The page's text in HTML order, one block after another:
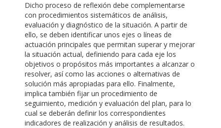
Dicho proceso de reflexión debe complementarse
con procedimientos sistemáticos de análisis,
evaluación y diagnóstico de la situación. A partir de
ello, se deben identificar unos ejes o líneas de
actuación principales que permitan superar y mejorar
la situación actual, definiendo para cada eje los
objetivos o propósitos más importantes a alcanzar o
resolver, así como las acciones o alternativas de
solución más apropiadas para ello. Finalmente,
implica también fijar un procedimiento de
seguimiento, medición y evaluación del plan, para lo
cual se deberán definir los correspondientes
indicadores de realización y análisis de resultados.